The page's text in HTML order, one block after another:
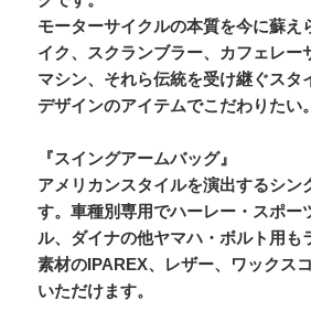
モーターサイクルの本質を今に蘇え
イク、スクランブラー、カフェレー
マシン、それら伝統を受け継ぐスタ
デザインのアイテムでこだわりたい。
『スイングアームバッグ』
アメリカンスタイルを演出するシン
す。車種別専用でハーレー・スポー
ル、ダイナの他ヤマハ・ボルト用も
素材のIPAREX、レザー、ワックス
いただけます。